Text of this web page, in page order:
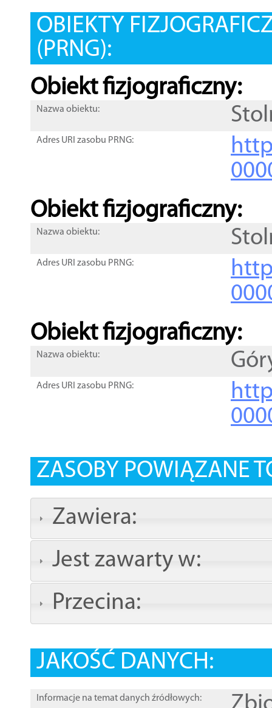
OBIEKTY
(PRNG):
Obiekt fizjograficzny:
Nazwa obiektu:
Adres URI zasobu PRNG:
Obiekt fizjograficzny:
Nazwa obiektu:
Adres URI zasobu PRNG:
Obiekt fizjograficzny:
Nazwa obiektu:
Adres URI zasobu PRNG:
ZASOBY POWIĄZANE
Zawiera:
Jest zawarty w:
Przecina:
JAKOŚĆ DANYCH:
Informacje na temat danych źródłowych: